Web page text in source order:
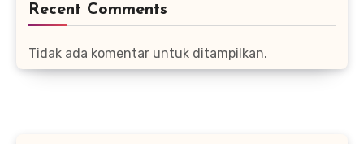
Recent Comments
Tidak ada komentar untuk ditampilkan.